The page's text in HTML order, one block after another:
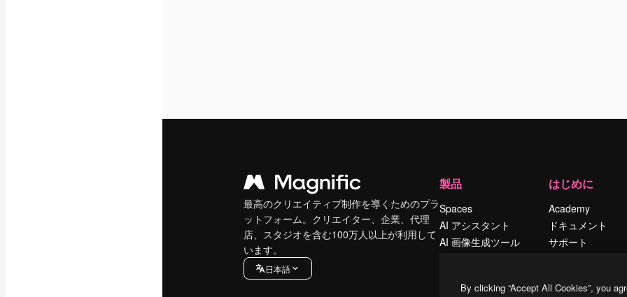
最高のクリエイティブ制作を導くためのプラ
ットフォーム。クリエイター、企業、代理
店、スタジオを含む100万人以上が利用して
います。
日本語
製品
Spaces
AI アシスタント
AI 画像生成ツール
ストックコンテン
はじめに
Academy
ドキュメント
サポート
シー
By clicking “Accept All Cookies”, you